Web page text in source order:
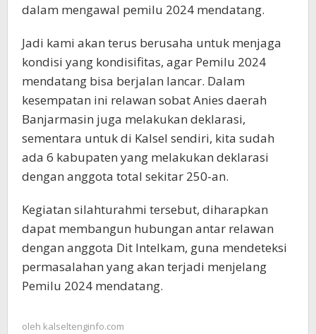
dalam mengawal pemilu 2024 mendatang.
Jadi kami akan terus berusaha untuk menjaga
kondisi yang kondisifitas, agar Pemilu 2024
mendatang bisa berjalan lancar. Dalam
kesempatan ini relawan sobat Anies daerah
Banjarmasin juga melakukan deklarasi,
sementara untuk di Kalsel sendiri, kita sudah
ada 6 kabupaten yang melakukan deklarasi
dengan anggota total sekitar 250-an.
Kegiatan silahturahmi tersebut, diharapkan
dapat membangun hubungan antar relawan
dengan anggota Dit Intelkam, guna mendeteksi
permasalahan yang akan terjadi menjelang
Pemilu 2024 mendatang.
oleh kalseltenginfo.com